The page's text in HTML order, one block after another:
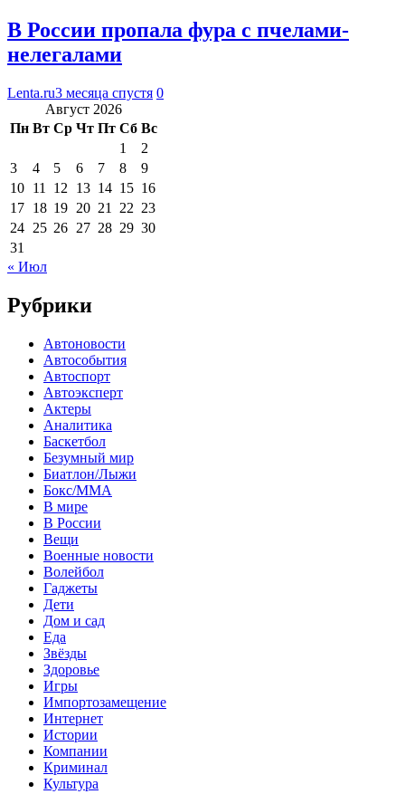
В России пропала фура с пчелами-
нелегалами
Lenta.ru3 месяца спустя 0
Август 2026
Пн Вт Ср Чт Пт Сб Вс
1
2
3
4 5 6 7 8
9
10 11 12 13 14 15 16
17 18 19 20 21 22 23
24 25 26 27 28 29 30
31
« Июл
Рубрики
Автоновости
Автособытия
Автоспорт
Автоэксперт
Актеры
Аналитика
Баскетбол
Безумный мир
Биатлон/Лыжи
Бокс/MMA
В мире
В России
Вещи
Военные новости
Волейбол
Гаджеты
Дети
Дом и сад
Еда
Звёзды
Здоровье
Игры
Импортозамещение
Интернет
Истории
Компании
Криминал
Культура